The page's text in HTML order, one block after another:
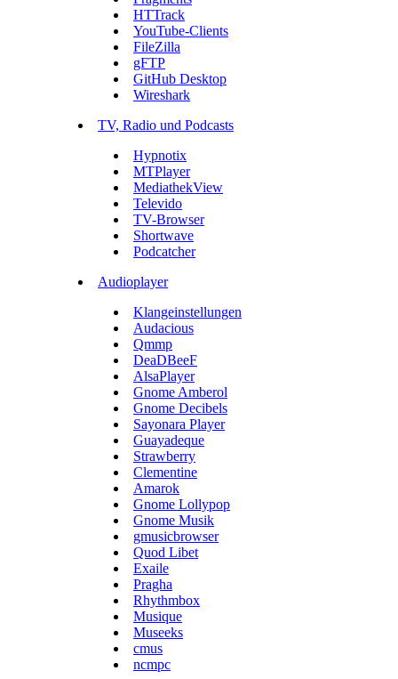
HTTrack
YouTube-Clients
FileZilla
gFTP
GitHub Desktop
Wireshark
TV, Radio und Podcasts
Hypnotix
MTPlayer
MediathekView
Televido
TV-Browser
Shortwave
Podcatcher
Audioplayer
Klangeinstellungen
Audacious
Qmmp
DeaDBeeF
AlsaPlayer
Gnome Amberol
Gnome Decibels
Sayonara Player
Guayadeque
Strawberry
Clementine
Amarok
Gnome Lollypop
Gnome Musik
gmusicbrowser
Quod Libet
Exaile
Pragha
Rhythmbox
Musique
Museeks
cmus
ncmpc